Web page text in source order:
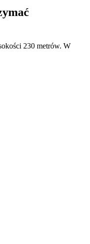
230 metrów. W